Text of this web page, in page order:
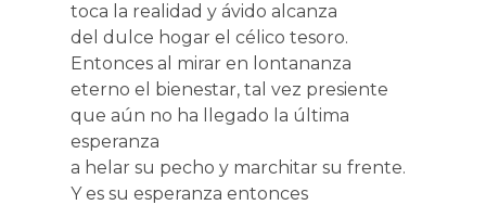
toca la realidad y ávido alcanza
del dulce hogar el célico tesoro.
Entonces al mirar en lontananza
eterno el bienestar, tal vez presiente
que aún no ha llegado la última
esperanza
a helar su pecho y marchitar su frente.
Y es su esperanza entonces